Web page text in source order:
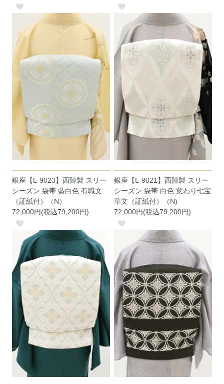
銀座【L-9023】西陣製 スリー
シーズン 袋帯 藍白色 有職文
（証紙付）（N）
72,000円(税込79,200円)
銀座【L-9021】西陣製 スリー
シーズン 袋帯 白色 変わり七宝
華文（証紙付）（N)
72,000円(税込79,200円)